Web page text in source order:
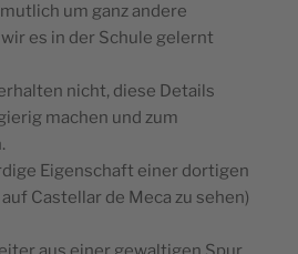
um ganz andere
es in der Schule gelernt
nicht, diese Details
machen und zum
Eigenschaft einer dortigen
Castellar de Meca zu sehen)